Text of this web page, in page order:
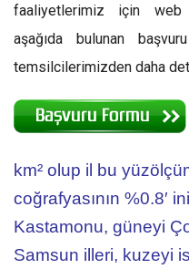
faaliyetlerimiz için web
aşağıda bulunan
temsilcilerimizden daha
km² olup il bu
coğrafyasının %0.8′
Kastamonu, güneyi
Samsun illeri, kuzeyi